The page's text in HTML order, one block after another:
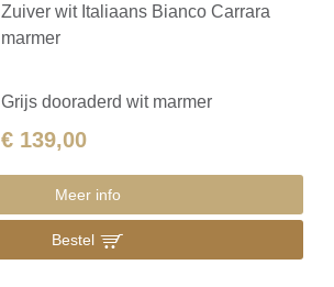
Zuiver wit Italiaans Bianco Carrara
marmer
Grijs dooraderd wit marmer
€ 139,00
Meer info
Bestel